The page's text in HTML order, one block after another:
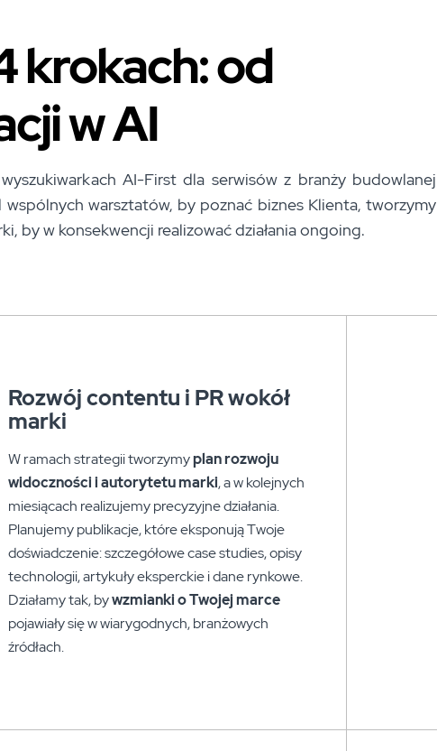
krokach: od
w AI
AI-First dla serwisów z branży budowlanej
warsztatów, by poznać biznes Klienta, tworzymy
by w konsekwencji realizować działania ongoing.
Rozwój contentu i PR wokół
marki
W ramach strategii tworzymyplan rozwoju
widoczności i autorytetu marki, a w kolejnych
miesiącach realizujemy precyzyjne działania.
Planujemy publikacje, które eksponują Twoje
doświadczenie: szczegółowe case studies, opisy
technologii, artykuły eksperckie i dane rynkowe.
Działamy tak, bywzmianki o Twojej marce
pojawiały się w wiarygodnych, branżowych
źródłach.